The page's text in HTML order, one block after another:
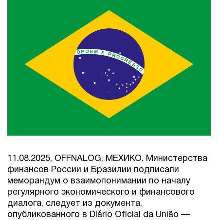
11.08.2025, OFFNALOG, МЕХИКО. Министерства
финансов России и Бразилии подписали
меморандум о взаимопонимании по началу
регулярного экономического и финансового
диалога, следует из документа,
опубликованного в Diário Oficial da União —